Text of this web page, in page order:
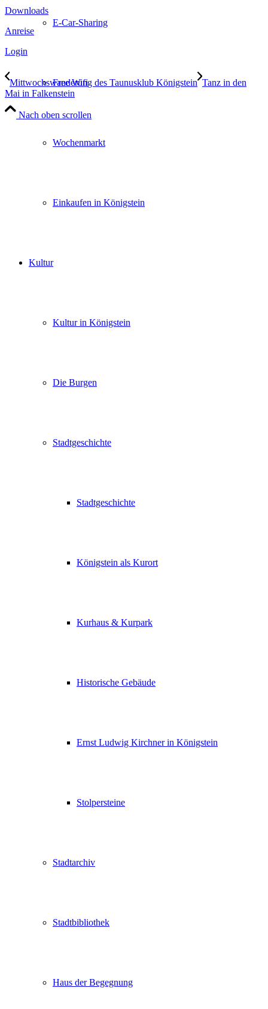
E-Car-Sharing
Free Wifi
Wochenmarkt
Einkaufen in Königstein
Kultur
Kultur in Königstein
Die Burgen
Stadtgeschichte
Stadtgeschichte
Königstein als Kurort
Kurhaus & Kurpark
Historische Gebäude
Ernst Ludwig Kirchner in Königstein
Stolpersteine
Stadtarchiv
Stadtbibliothek
Haus der Begegnung
Downloads
Anreise
Login
Mittwochswanderung des Taunusklub Königstein Tanz in den
Mai in Falkenstein
Nach oben scrollen